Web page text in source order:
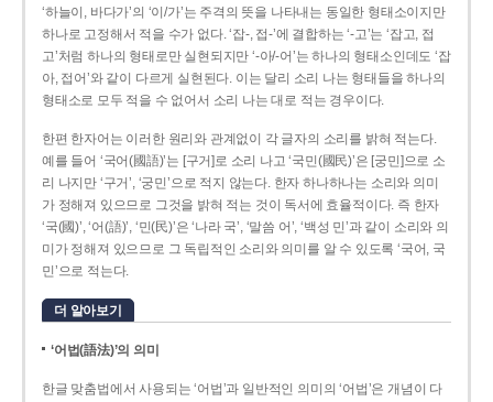
‘하늘이, 바다가’의 ‘이/가’는 주격의 뜻을 나타내는 동일한 형태소이지만
하나로 고정해서 적을 수가 없다. ‘잡-, 접-’에 결합하는 ‘-고’는 ‘잡고, 접
고’처럼 하나의 형태로만 실현되지만 ‘-아/-어’는 하나의 형태소인데도 ‘잡
아, 접어’와 같이 다르게 실현된다. 이는 달리 소리 나는 형태들을 하나의
형태소로 모두 적을 수 없어서 소리 나는 대로 적는 경우이다.
한편 한자어는 이러한 원리와 관계없이 각 글자의 소리를 밝혀 적는다.
예를 들어 ‘국어(國語)’는 [구거]로 소리 나고 ‘국민(國民)’은 [궁민]으로 소
리 나지만 ‘구거’, ‘궁민’으로 적지 않는다. 한자 하나하나는 소리와 의미
가 정해져 있으므로 그것을 밝혀 적는 것이 독서에 효율적이다. 즉 한자
‘국(國)’, ‘어(語)’, ‘민(民)’은 ‘나라 국’, ‘말씀 어’, ‘백성 민’과 같이 소리와 의
미가 정해져 있으므로 그 독립적인 소리와 의미를 알 수 있도록 ‘국어, 국
민’으로 적는다.
더 알아보기
‘어법(語法)’의 의미
한글 맞춤법에서 사용되는 ‘어법’과 일반적인 의미의 ‘어법’은 개념이 다